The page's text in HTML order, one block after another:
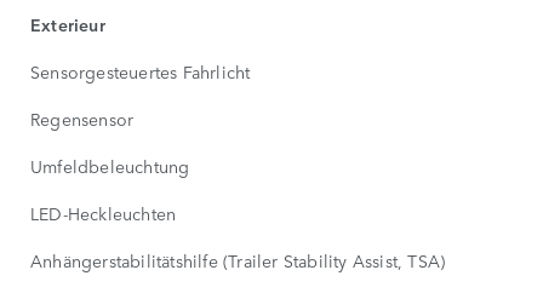
Exterieur
Sensorgesteuertes Fahrlicht
Regensensor
Umfeldbeleuchtung
LED-Heckleuchten
Anhängerstabilitätshilfe (Trailer Stability Assist, TSA)